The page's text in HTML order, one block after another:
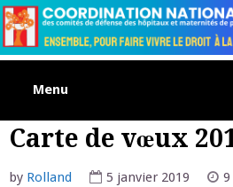
Skip
to
content
Menu
Carte de vœux
by Rolland 5 janvier 2019